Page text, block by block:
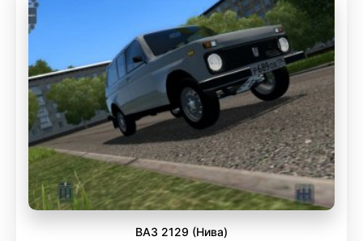
ВАЗ 2129 (Нива)